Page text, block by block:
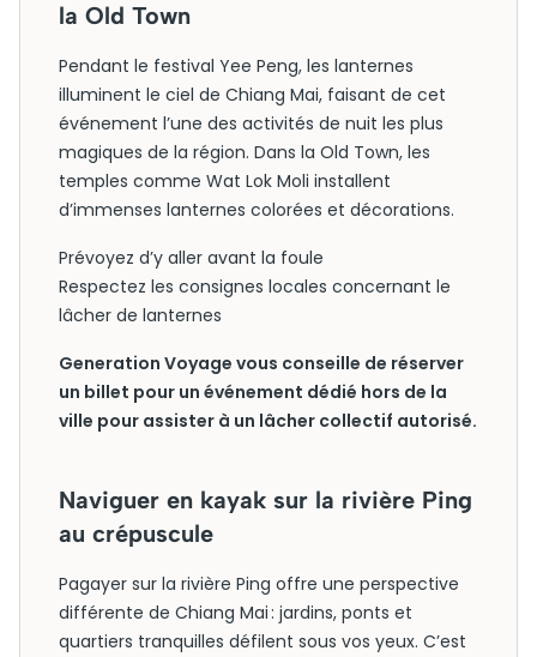
la Old Town
Pendant le festival Yee Peng, les lanternes
illuminent le ciel de Chiang Mai, faisant de cet
événement l’une des activités de nuit les plus
magiques de la région. Dans la Old Town, les
temples comme Wat Lok Moli installent
d’immenses lanternes colorées et décorations.
Prévoyez d’y aller avant la foule
Respectez les consignes locales concernant le
lâcher de lanternes
Generation Voyage vous conseille de réserver
un billet pour un événement dédié hors de la
ville pour assister à un lâcher collectif autorisé.
Naviguer en kayak sur la rivière Ping
au crépuscule
Pagayer sur la rivière Ping offre une perspective
différente de Chiang Mai : jardins, ponts et
quartiers tranquilles défilent sous vos yeux. C’est